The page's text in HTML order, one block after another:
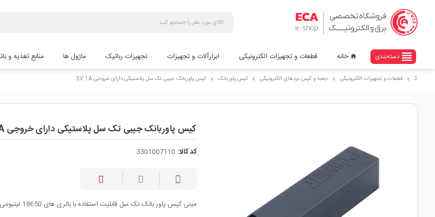
view_headline دسته‌بندی home خانه قطعات و تجهیزات الکترونیکی ابزارآلات و تجهیزات تجهیزات رباتیک ماژول ها منابع تغذیه و
chevron_right قطعات و تجهیزات الکترونیکی chevron_right جعبه و کیس بردهای الکترونیکی chevron_right کیس پاوربانک chevron_right کیس پاوربانک جیبی تک سل پلاستیکی دارای خروجی 5V 1A
کیس پاوربانک جیبی تک سل پلاستیکی دارای خروجی 5V 1A
کد کالا: 3301007110
مینی کیس پاور بانک تک سل قابلیت استفاده با باتری های 18650 لیتیومی